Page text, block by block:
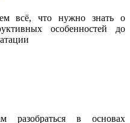
всё, что нужно знать о
особенностей до
разобраться в основах